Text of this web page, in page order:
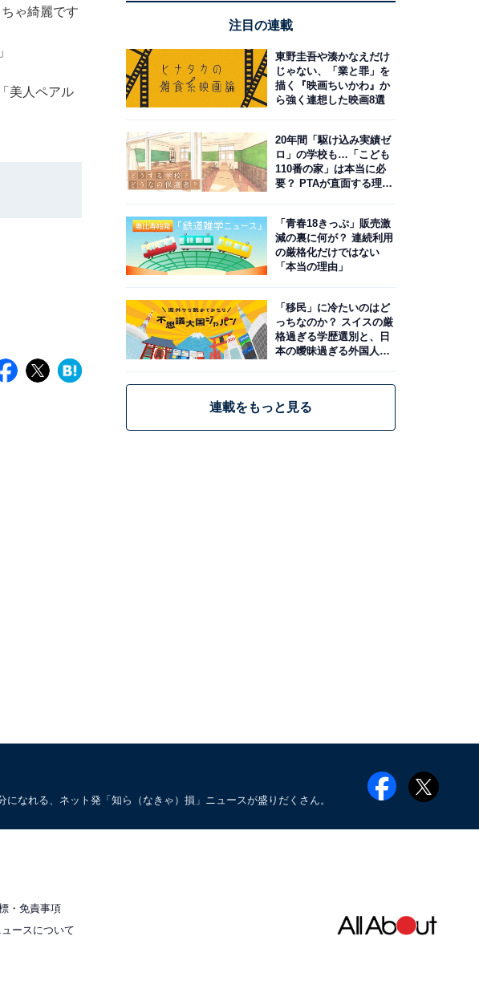
ゃ綺麗です
美人ペアル
注目の連載
東野圭吾や湊かなえだけ
じゃない、「業と罪」を
描く『映画ちいかわ』か
ら強く連想した映画8選
20年間「駆け込み実績ゼ
ロ」の学校も…「こども
110番の家」は本当に必
要？ PTAが直面する理想
「青春18きっぷ」販売激
減の裏に何が？ 連続利用
の厳格化だけではない
「本当の理由」
「移民」に冷たいのはど
っちなのか？ スイスの厳
格過ぎる学歴選別と、日
本の曖昧過ぎる外国人政
連載をもっと見る
なれる、ネット発「知ら（なきゃ）損」ニュースが盛りだくさん。
・免責事項
ースについて